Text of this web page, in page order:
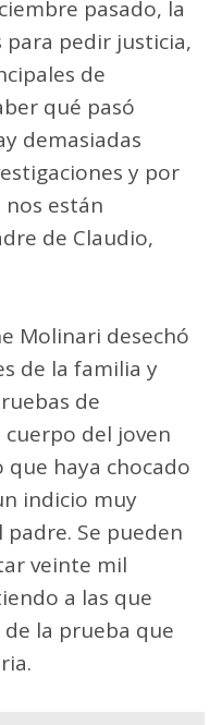
pasado, la
pedir justicia,
de
qué pasó
demasiadas
y por
están
de Claudio,
Molinari desechó
de la familia y
de
del joven
que haya chocado
indicio muy
Se pueden
veinte mil
a las que
la prueba que